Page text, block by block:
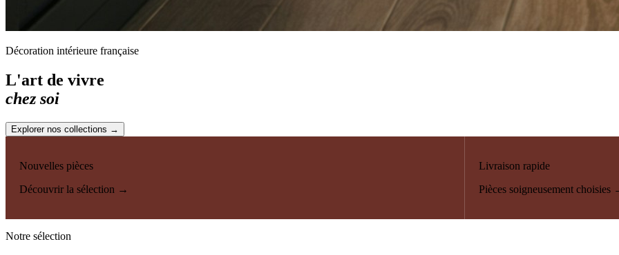
Décoration intérieure française
L'art de vivre
chez soi
Explorer nos collections →
Nouvelles pièces
Découvrir la sélection →
Livraison rapide
Pièces soigneusement choisies
Notre sélection